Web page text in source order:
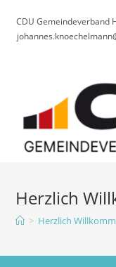
Inhalt
springen
CDU Gemeindeverband
Herzlich
> Herzlich